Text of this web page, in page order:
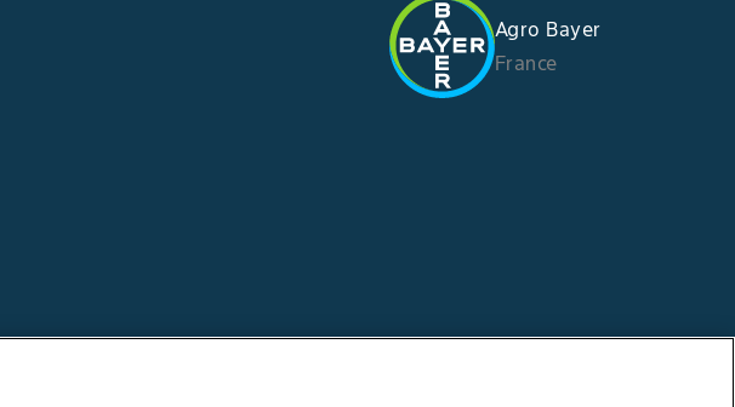
Agro Bayer
France